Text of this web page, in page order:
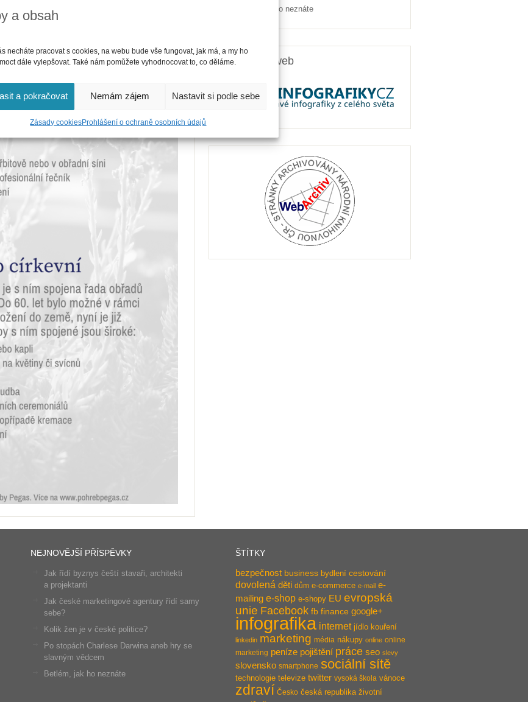
a obsah
necháte pracovat s cookies, na webu bude vše fungovat, jak má, a my ho
dále vylepšovat. Také nám pomůžete vyhodnocovat to, co děláme.
a pokračovat Nemám zájem Nastavit si podle sebe
Zásady cookiesProhlášení o ochraně osobních údajů
Betlém, jak ho neznáte
Partnerský web
NEJNOVĚJŠÍ PŘÍSPĚVKY
Jak řídí byznys čeští stavaři, architekti
a projektanti
Jak české marketingové agentury řídí samy
sebe?
Kolik žen je v české politice?
Po stopách Charlese Darwina aneb hry se
slavným vědcem
Betlém, jak ho neznáte
ŠTÍTKY
bezpečnost business bydlení cestování
dovolená děti dům e-commerce e-mail e-
mailing e-shop e-shopy EU evropská
unie Facebook fb finance google+
infografika internet jídlo kouření
linkedin marketing média nákupy online online
marketing peníze pojištění práce seo slevy
slovensko smartphone sociální sítě
technologie televize twitter vysoká škola vánoce
zdraví Česko česká republika životní